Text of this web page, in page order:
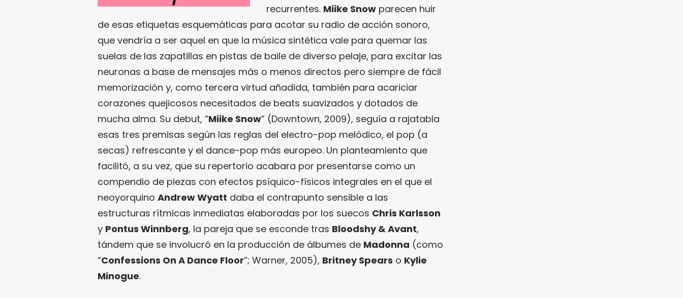
recurrentes. Miike Snow parecen huir
de esas etiquetas esquemáticas para acotar su radio de acción sonoro,
que vendría a ser aquel en que la música sintética vale para quemar las
suelas de las zapatillas en pistas de baile de diverso pelaje, para excitar las
neuronas a base de mensajes más o menos directos pero siempre de fácil
memorización y, como tercera virtud añadida, también para acariciar
corazones quejicosos necesitados de beats suavizados y dotados de
mucha alma. Su debut, “Miike Snow” (Downtown, 2009), seguía a rajatabla
esas tres premisas según las reglas del electro-pop melódico, el pop (a
secas) refrescante y el dance-pop más europeo. Un planteamiento que
facilitó, a su vez, que su repertorio acabara por presentarse como un
compendio de piezas con efectos psíquico-físicos integrales en el que el
neoyorquino Andrew Wyatt daba el contrapunto sensible a las
estructuras rítmicas inmediatas elaboradas por los suecos Chris Karlsson
y Pontus Winnberg, la pareja que se esconde tras Bloodshy & Avant,
tándem que se involucró en la producción de álbumes de Madonna (como
“Confessions On A Dance Floor”; Warner, 2005), Britney Spears o Kylie
Minogue.